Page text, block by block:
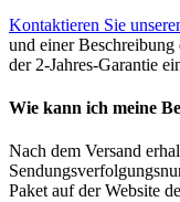
Kontaktieren Sie
und einer Beschreibung
der 2-Jahres-Garantie
Wie kann ich meine
Nach dem Versand
Paket auf der Website